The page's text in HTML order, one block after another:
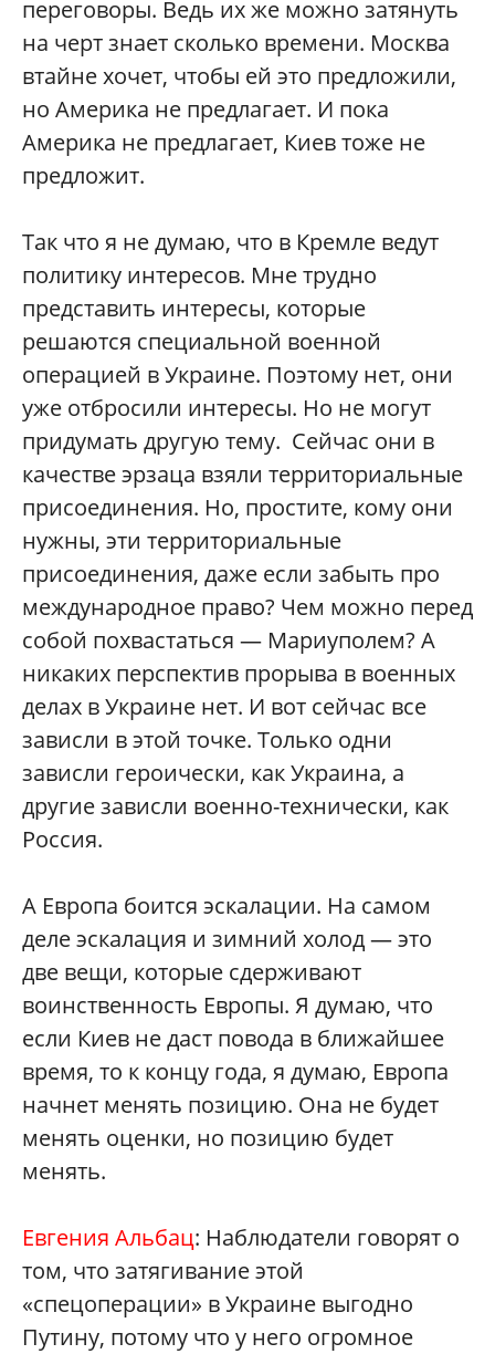
переговоры. Ведь их же можно затянуть
на черт знает сколько времени. Москва
втайне хочет, чтобы ей это предложили,
но Америка не предлагает. И пока
Америка не предлагает, Киев тоже не
предложит.
Так что я не думаю, что в Кремле ведут
политику интересов. Мне трудно
представить интересы, которые
решаются специальной военной
операцией в Украине. Поэтому нет, они
уже отбросили интересы. Но не могут
придумать другую тему. Сейчас они в
качестве эрзаца взяли территориальные
присоединения. Но, простите, кому они
нужны, эти территориальные
присоединения, даже если забыть про
международное право? Чем можно перед
собой похвастаться — Мариуполем? А
никаких перспектив прорыва в военных
делах в Украине нет. И вот сейчас все
зависли в этой точке. Только одни
зависли героически, как Украина, а
другие зависли военно-технически, как
Россия.
А Европа боится эскалации. На самом
деле эскалация и зимний холод — это
две вещи, которые сдерживают
воинственность Европы. Я думаю, что
если Киев не даст повода в ближайшее
время, то к концу года, я думаю, Европа
начнет менять позицию. Она не будет
менять оценки, но позицию будет
менять.
Евгения Альбац: Наблюдатели говорят о
том, что затягивание этой
«спецоперации» в Украине выгодно
Путину, потому что у него огромное